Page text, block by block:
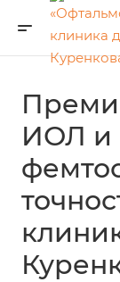
ИОЛ и